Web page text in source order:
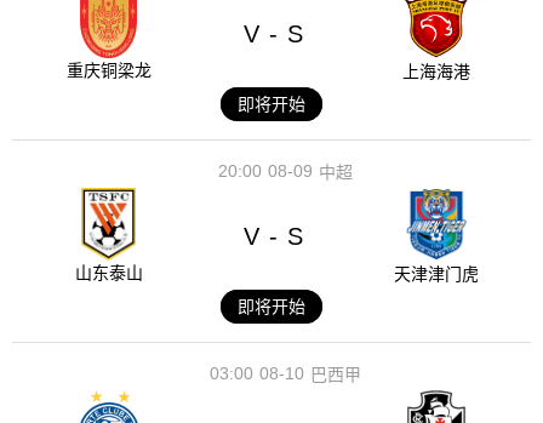
重庆铜梁龙
V - S
上海海港
即将开始
08-09
20:00 中超
山东泰山
V - S
天津津门虎
即将开始
08-10
03:00 巴西甲